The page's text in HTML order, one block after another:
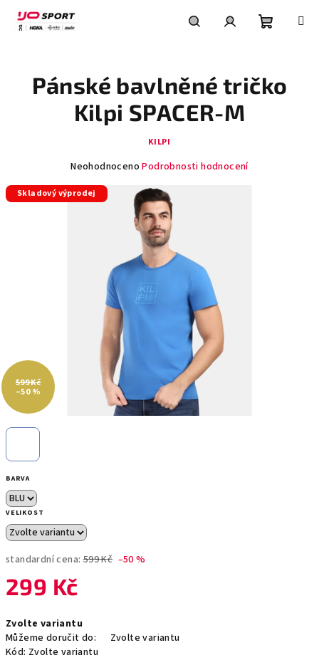
obsah
košík
BARVA
VELIKOST
standardní cena: 599 Kč –50 %
299 Kč
cena:
Zvolte variantu
Můžeme doručit do:
Zvolte variantu
Kód: Zvolte variantu
Pánské bavlněné tričko
Kilpi SPACER-M
KILPI
Průměrné
produktu
hvězdiček.
Neohodnoceno Podrobnosti hodnocení
Skladový výprodej
599 Kč
–50 %